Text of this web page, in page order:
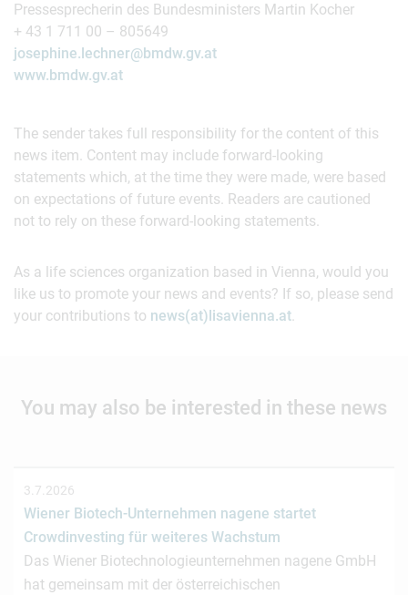
Pressesprecherin des Bundesministers Martin Kocher
+ 43 1 711 00 – 805649
josephine.lechner@bmdw.gv.at
www.bmdw.gv.at
The sender takes full responsibility for the content of this
news item. Content may include forward-looking
statements which, at the time they were made, were based
on expectations of future events. Readers are cautioned
not to rely on these forward-looking statements.
As a life sciences organization based in Vienna, would you
like us to promote your news and events? If so, please send
your contributions to news(at)lisavienna.at.
You may also be interested in these news
3.7.2026
Wiener Biotech-Unternehmen nagene startet
Crowdinvesting für weiteres Wachstum
Das Wiener Biotechnologieunternehmen nagene GmbH
hat gemeinsam mit der österreichischen